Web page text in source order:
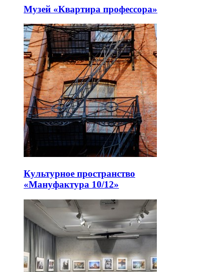
Музей «Квартира профессора»
Культурное пространство
«Мануфактура 10/12»